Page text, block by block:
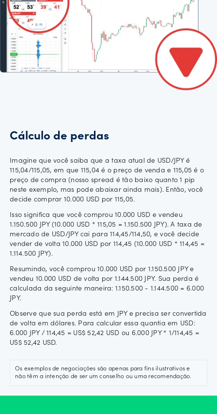
Cálculo de perdas
Imagine que você saiba que a taxa atual de USD/JPY é
115,04/115,05, em que 115,04 é o preço de venda e 115,05 é o
preço de compra (nosso spread é tão baixo quanto 1 pip
neste exemplo, mas pode abaixar ainda mais). Então, você
decide comprar 10.000 USD por 115,05.
Isso significa que você comprou 10.000 USD e vendeu
1.150.500 JPY (10.000 USD * 115,05 = 1.150.500 JPY). A taxa de
mercado de USD/JPY cai para 114,45/114,50, e você decide
vender de volta 10.000 USD por 114,45 (10.000 USD * 114,45 =
1.114.500 JPY).
Resumindo, você comprou 10.000 USD por 1.150.500 JPY e
vendeu 10.000 USD de volta por 1.144.500 JPY. Sua perda é
calculada da seguinte maneira: 1.150.500 - 1.144.500 = 6.000
JPY.
Observe que sua perda está em JPY e precisa ser convertida
de volta em dólares. Para calcular essa quantia em USD:
6.000 JPY / 114,45 = US$ 52,42 USD ou 6.000 JPY * 1/114,45 =
US$ 52,42 USD.
Os exemplos de negociações são apenas para fins ilustrativos e
não têm a intenção de ser um conselho ou uma recomendação.